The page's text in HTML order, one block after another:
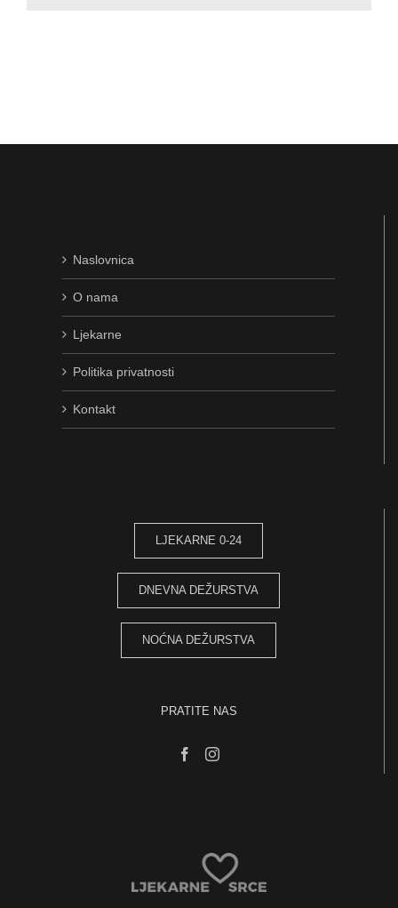
Naslovnica
O nama
Ljekarne
Politika privatnosti
Kontakt
LJEKARNE 0-24
DNEVNA DEŽURSTVA
NOĆNA DEŽURSTVA
PRATITE NAS